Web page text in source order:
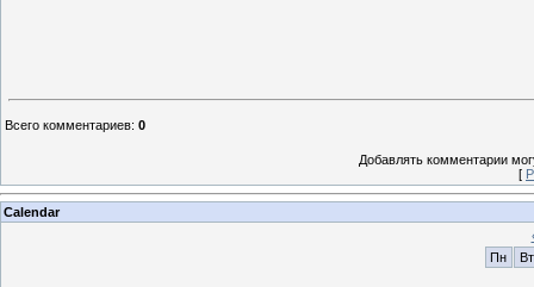
Всего комментариев: 0
Добавлять комментарии
[
Calendar
Пн
Вт